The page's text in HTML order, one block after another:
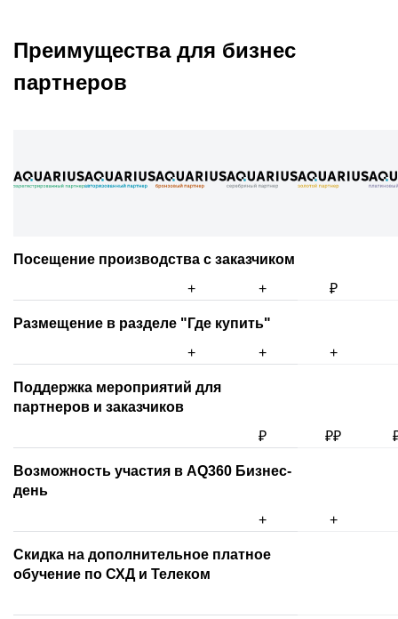
Преимущества для бизнес
партнеров
Посещение производства c заказчиком
+
+ ₽
Размещение в разделе "Где купить"
+
+ +
Поддержка мероприятий для
партнеров и заказчиков
₽
₽₽
Возможность участия в AQ360 Бизнес-
день
+
+
Скидка на дополнительное платное
обучение по СХД и Телеком